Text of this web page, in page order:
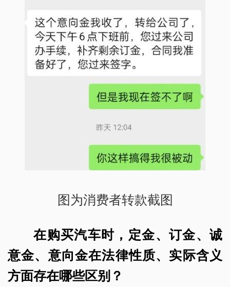
图为消费者转款截图
在购买汽车时，定金、订金、诚
意金、意向金在法律性质、实际含义
方面存在哪些区别？